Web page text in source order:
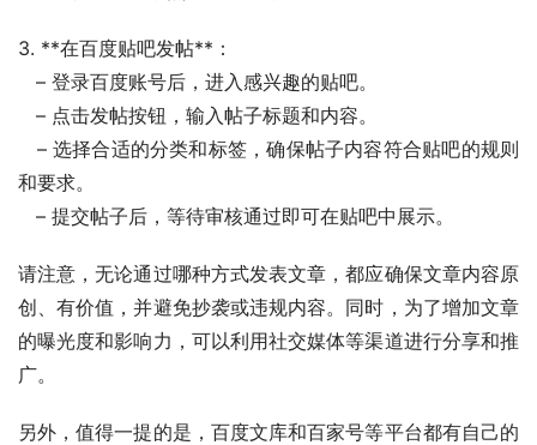
3. **在百度贴吧发帖**：
   – 登录百度账号后，进入感兴趣的贴吧。
   – 点击发帖按钮，输入帖子标题和内容。
和要求。
   – 提交帖子后，等待审核通过即可在贴吧中展示。
请注意，无论通过哪种方式发表文章，都应确保文章内容原
创、有价值，并避免抄袭或违规内容。同时，为了增加文章
的曝光度和影响力，可以利用社交媒体等渠道进行分享和推
广。
另外，值得一提的是，百度文库和百家号等平台都有自己的